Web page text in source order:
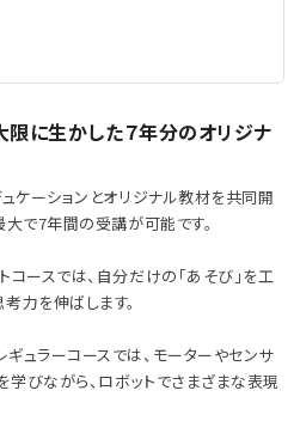
に生かした７年分のオリジナ
ケーションとオリジナル教材を共同開
大で7年間の受講が可能です。
ースでは、自分だけの「あそび」を工
力を伸ばします。
ュラーコースでは、モーターやセンサ
びながら、ロボットでさまざまな表現